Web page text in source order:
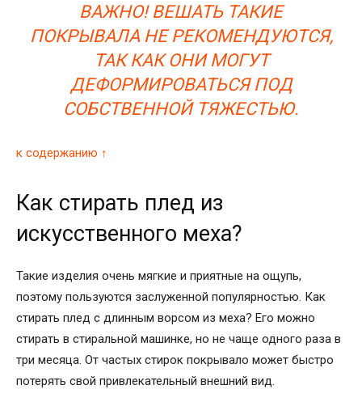
ВАЖНО! ВЕШАТЬ ТАКИЕ
ПОКРЫВАЛА НЕ РЕКОМЕНДУЮТСЯ,
ТАК КАК ОНИ МОГУТ
ДЕФОРМИРОВАТЬСЯ ПОД
СОБСТВЕННОЙ ТЯЖЕСТЬЮ.
к содержанию ↑
Как стирать плед из
искусственного меха?
Такие изделия очень мягкие и приятные на ощупь,
поэтому пользуются заслуженной популярностью. Как
стирать плед с длинным ворсом из меха? Его можно
стирать в стиральной машинке, но не чаще одного раза в
три месяца. От частых стирок покрывало может быстро
потерять свой привлекательный внешний вид.